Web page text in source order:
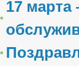
17 марта